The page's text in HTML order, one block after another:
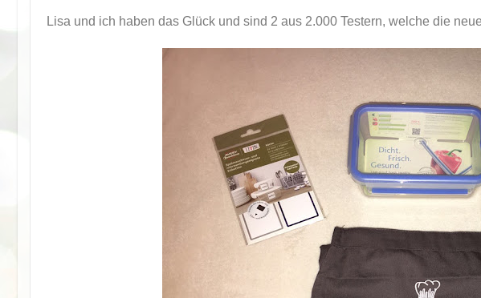
Lisa und ich haben das Glück und sind 2 aus 2.000 Testern, welche die